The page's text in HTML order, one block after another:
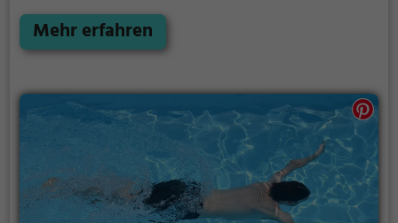
jeder auf seine Kosten. Bei gutem Wetter kann die
Freibadsaison im Freibad Frauenau auch verlängert
Website.
Mehr erfahren